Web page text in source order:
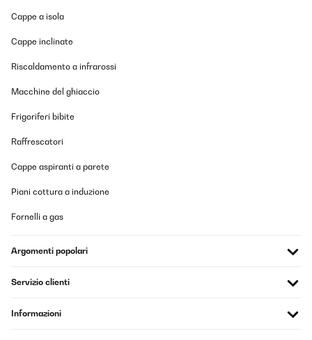
Cappe a isola
Cappe inclinate
Riscaldamento a infrarossi
Macchine del ghiaccio
Frigoriferi bibite
Raffrescatori
Cappe aspiranti a parete
Piani cottura a induzione
Fornelli a gas
Argomenti popolari
Servizio clienti
Informazioni